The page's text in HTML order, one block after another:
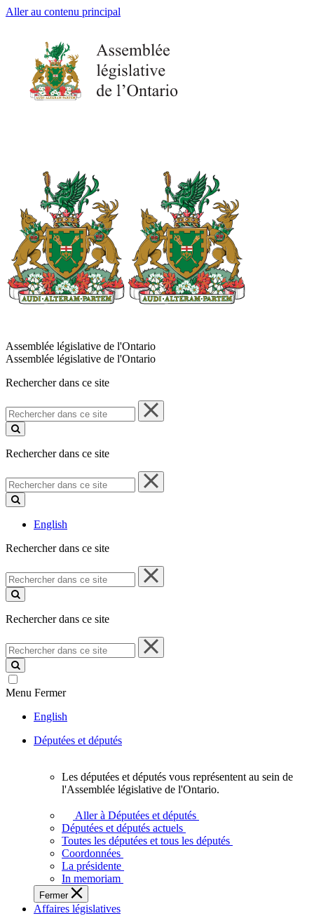
Aller au contenu principal
Assemblée législative de l'Ontario
Assemblée législative de l'Ontario
Rechercher dans ce site
Rechercher
dans
ce
Rechercher dans ce site
Rechercher
dans
ce
English
Rechercher dans ce site
Rechercher
dans
ce
Rechercher dans ce site
Rechercher
dans
ce
site
Menu Fermer
English
Députées et députés
députés
vous
représentent
sein
de
l'Assemblée
législative
Les députées et députés vous représentent au sein de
l'Assemblée législative de l'Ontario.
Aller à Députées et députés
Députées et députés actuels
Toutes les députées et tous les députés
Coordonnées
La présidente
In memoriam
Fermer
Affaires législatives